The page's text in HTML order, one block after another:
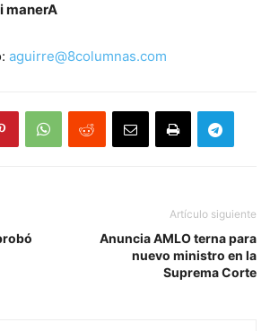
manerA
aguirre@8columnas.com
Artículo siguiente
Anuncia AMLO terna para
nuevo ministro en la
Suprema Corte